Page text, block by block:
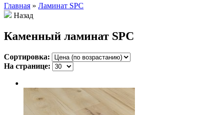
Главная » Ламинат SPC
Назад
Каменный ламинат SPC
Сортировка:
На странице: